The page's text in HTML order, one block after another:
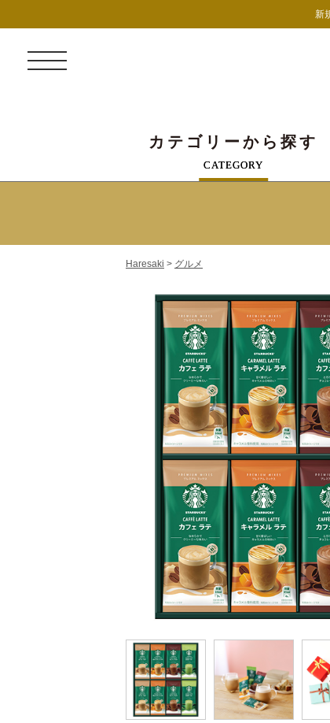
新
カテゴリーから探す
CATEGORY
Haresaki > グルメ